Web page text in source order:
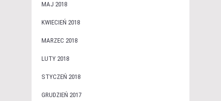
MAJ 2018
KWIECIEŃ 2018
MARZEC 2018
LUTY 2018
STYCZEŃ 2018
GRUDZIEŃ 2017